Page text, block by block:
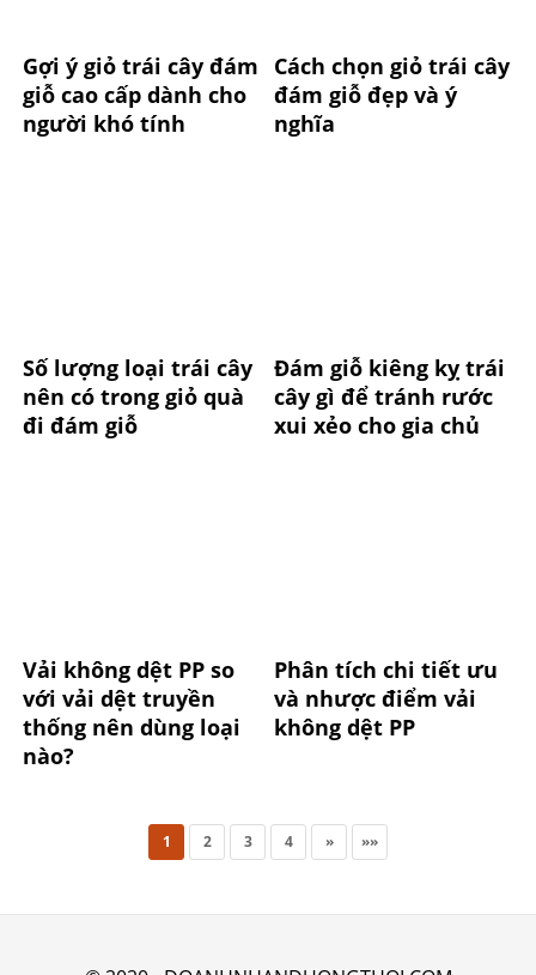
Gợi ý giỏ trái cây đám
giỗ cao cấp dành cho
người khó tính
Cách chọn giỏ trái cây
đám giỗ đẹp và ý
nghĩa
Số lượng loại trái cây
nên có trong giỏ quà
đi đám giỗ
Đám giỗ kiêng kỵ trái
cây gì để tránh rước
xui xẻo cho gia chủ
Vải không dệt PP so
với vải dệt truyền
thống nên dùng loại
nào?
Phân tích chi tiết ưu
và nhược điểm vải
không dệt PP
1 2 3 4 » »»